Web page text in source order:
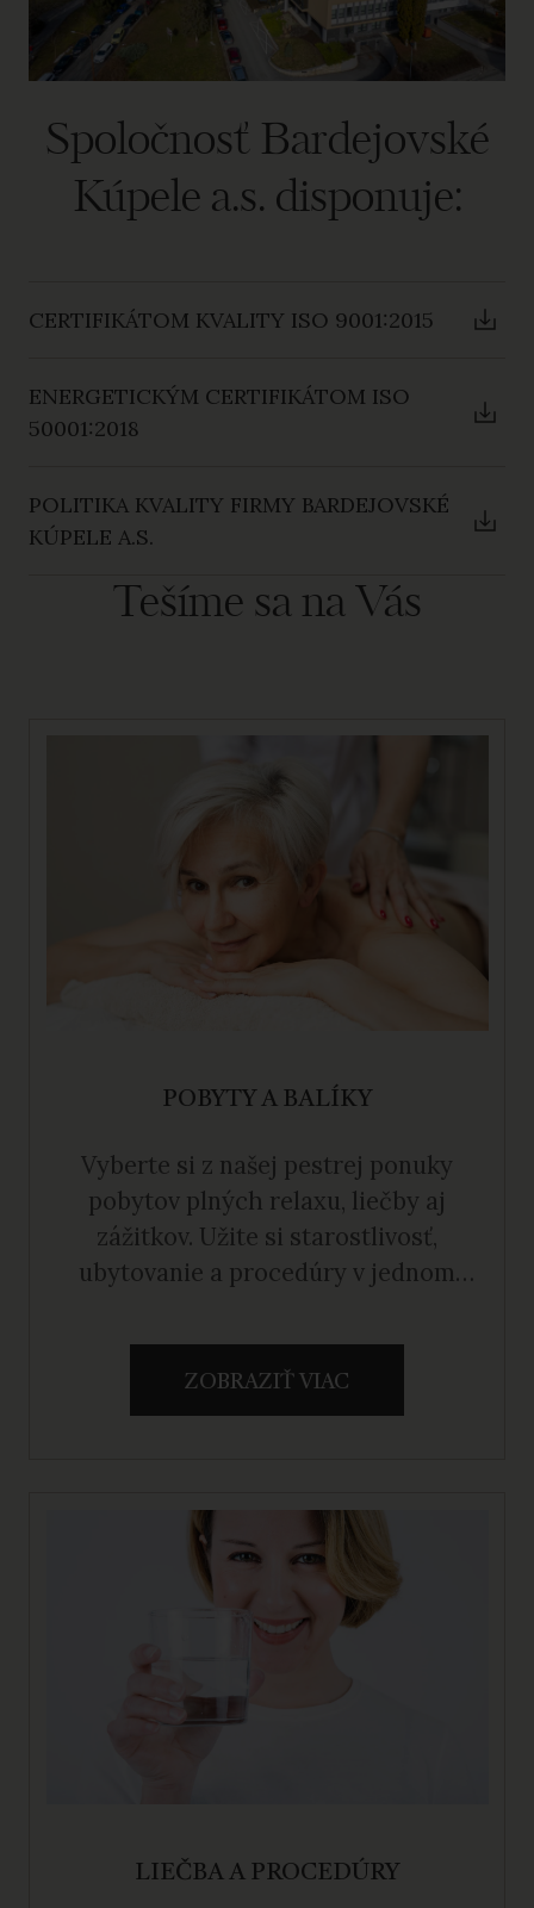
Spoločnosť Bardejovské
Kúpele a.s. disponuje:
CERTIFIKÁTOM KVALITY ISO 9001:2015
ENERGETICKÝM CERTIFIKÁTOM ISO
50001:2018
POLITIKA KVALITY FIRMY BARDEJOVSKÉ
KÚPELE A.S.
Tešíme sa na Vás
POBYTY A BALÍKY
Vyberte si z našej pestrej ponuky
pobytov plných relaxu, liečby aj
zážitkov. Užite si starostlivosť,
ubytovanie a procedúry v jednom
ZOBRAZIŤ VIAC
LIEČBA A PROCEDÚRY